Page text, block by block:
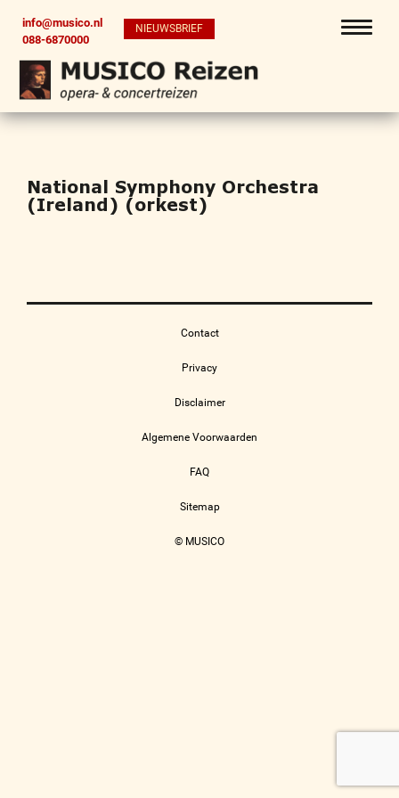
info@musico.nl
088-6870000
NIEUWSBRIEF
National Symphony Orchestra
(Ireland) (orkest)
Contact
Privacy
Disclaimer
Algemene Voorwaarden
FAQ
Sitemap
© MUSICO